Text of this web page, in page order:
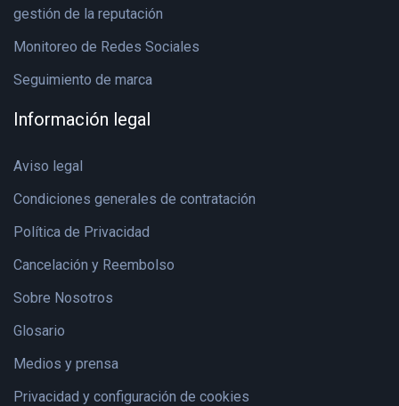
gestión de la reputación
Monitoreo de Redes Sociales
Seguimiento de marca
Información legal
Aviso legal
Condiciones generales de contratación
Política de Privacidad
Cancelación y Reembolso
Sobre Nosotros
Glosario
Medios y prensa
Privacidad y configuración de cookies